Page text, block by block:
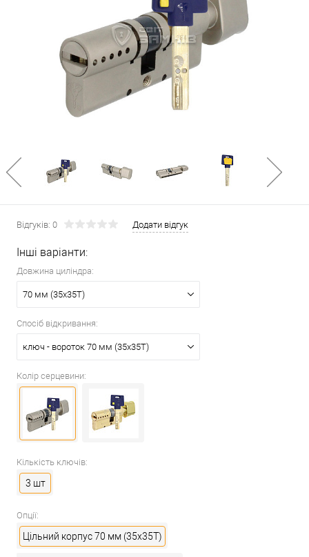
Відгуків: 0 Додати відгук
Інші варіанти:
Довжина циліндра:
70 мм (35x35T)
Спосіб відкривання:
ключ - вороток 70 мм (35x35T)
Колір серцевини:
Кількість ключів:
3 шт
Опції:
Цільний корпус 70 мм (35x35T)